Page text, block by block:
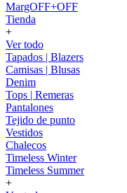
MargOFF+OFF
Tienda
+
Ver todo
Tapados | Blazers
Camisas | Blusas
Denim
Tops | Remeras
Pantalones
Tejido de punto
Vestidos
Chalecos
Timeless Winter
Timeless Summer
+